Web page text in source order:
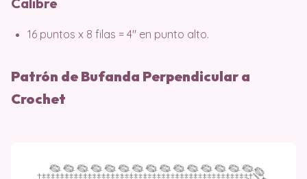
16 puntos x 8 filas = 4″ en punto alto.
Patrón de Bufanda Perpendicular a
Crochet